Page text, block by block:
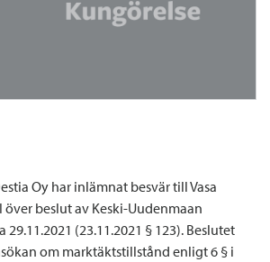
Oy har inlämnat besvär till Vasa
beslut av Keski-Uudenmaan
(23.11.2021 § 123). Beslutet
om marktäktstillstånd enligt 6 § i